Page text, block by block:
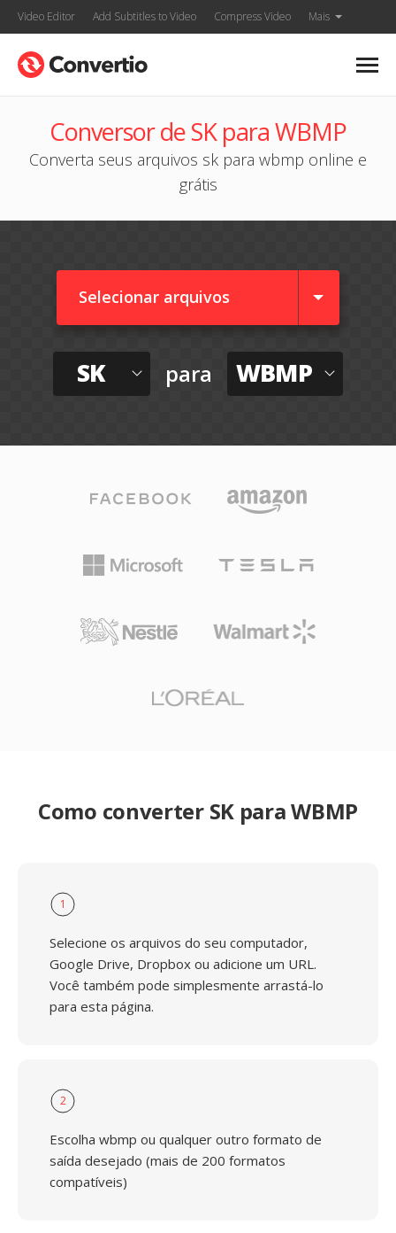
Video Editor Add Subtitles to Video Compress Video Mais
Conversor de SK para WBMP
Converta seus arquivos sk para wbmp online e
grátis
Selecionar arquivos
SK para WBMP
Como converter SK para WBMP
1
Selecione os arquivos do seu computador,
Google Drive, Dropbox ou adicione um URL.
Você também pode simplesmente arrastá-lo
para esta página.
2
Escolha wbmp ou qualquer outro formato de
saída desejado (mais de 200 formatos
compatíveis)